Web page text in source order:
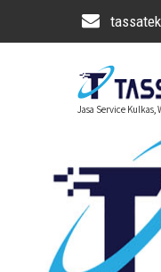
Jasa Service Kulkas,